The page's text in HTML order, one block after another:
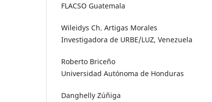
FLACSO Guatemala
Wileidys Ch. Artigas Morales
Investigadora de URBE/LUZ, Venezuela
Roberto Briceño
Universidad Autónoma de Honduras
Danghelly Zúñiga